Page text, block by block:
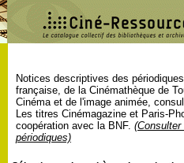
Notices descriptives des
française, de la Cinémathèque de
Cinéma et de l'image animée,
Les titres Cinémagazine et Paris-
coopération avec la BNF.
périodiques)